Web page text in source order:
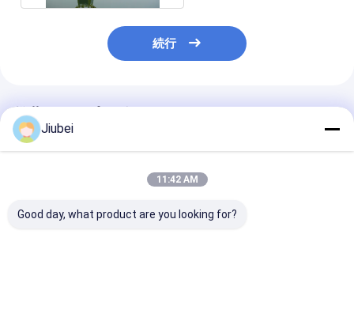
続行
推薦されたプロダクト
Jiubei
11:42 AM
Good day, what product are you looking for?